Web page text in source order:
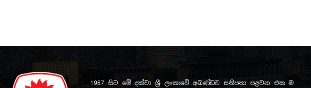
1987 සිට මේ දක්වා ශ්‍රී ලංකාවේ අඛණ්ඩව සතිපතා පළවන එක ම